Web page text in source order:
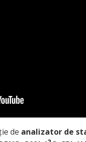
de analizator de